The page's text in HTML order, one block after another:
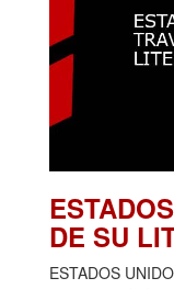
DE SU
ESTADOS